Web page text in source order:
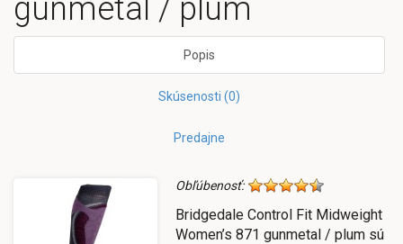
gunmetal / plum
Popis
Skúsenosti (0)
Predajne
Obľúbenosť:
Bridgedale Control Fit Midweight
Women’s 871 gunmetal / plum sú